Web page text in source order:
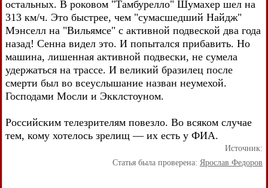
остальных. В роковом "Тамбурелло" Шумахер шел на
313 км/ч. Это быстрее, чем "сумасшедший Найдж"
Мэнселл на "Вильямсе" с активной подвеской два года
назад! Сенна видел это. И попытался прибавить. Но
машина, лишенная активной подвески, не сумела
удержаться на трассе. И великий бразилец после
смерти был во всеуслышание назван неумехой.
Господами Мосли и Экклстоуном.
Российским телезрителям повезло. Во всяком случае
тем, кому хотелось зрелищ — их есть у ФИА.
Источник:
Статья была проверена: Ярослав Федоров